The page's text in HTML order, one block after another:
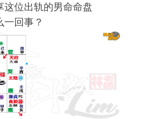
这位出轨的男命命盘
一回事？